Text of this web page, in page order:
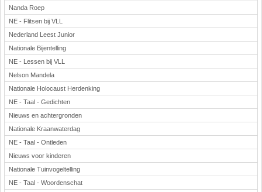
Nanda Roep
NE - Flitsen bij VLL
Nederland Leest Junior
Nationale Bijentelling
NE - Lessen bij VLL
Nelson Mandela
Nationale Holocaust Herdenking
NE - Taal - Gedichten
Nieuws en achtergronden
Nationale Kraanwaterdag
NE - Taal - Ontleden
Nieuws voor kinderen
Nationale Tuinvogeltelling
NE - Taal - Woordenschat